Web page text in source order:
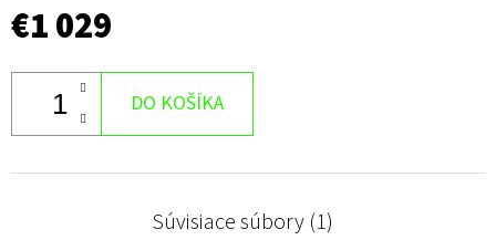
€1 029
DO KOŠÍKA
Súvisiace súbory (1)